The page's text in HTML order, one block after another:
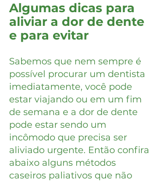
Algumas dicas para
aliviar a dor de dente
e para evitar
Sabemos que nem sempre é
possível procurar um dentista
imediatamente, você pode
estar viajando ou em um fim
de semana e a dor de dente
pode estar sendo um
incômodo que precisa ser
aliviado urgente. Então confira
abaixo alguns métodos
caseiros paliativos que não